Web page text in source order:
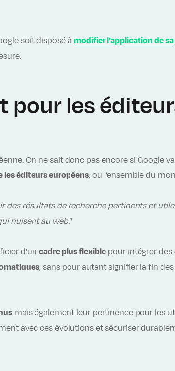
soit disposé à modifier l’application de
pour les
On ne sait donc pas encore si Google
les éditeurs européens, ou l’ensemble du
des résultats de recherche pertinents et
nuisent au web.”
d’un cadre plus flexible pour intégrer des
, sans pour autant signifier la fin
mais également leur pertinence pour les
avec ces évolutions et sécuriser